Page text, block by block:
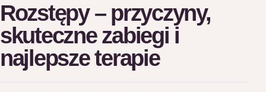
Rozstępy – przyczyny,
skuteczne zabiegi i
najlepsze terapie